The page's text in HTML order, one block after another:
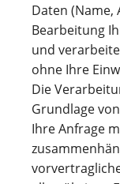
Daten (Name,
Bearbeitung
und
ohne Ihre
Die
Grundlage
Ihre Anfrage